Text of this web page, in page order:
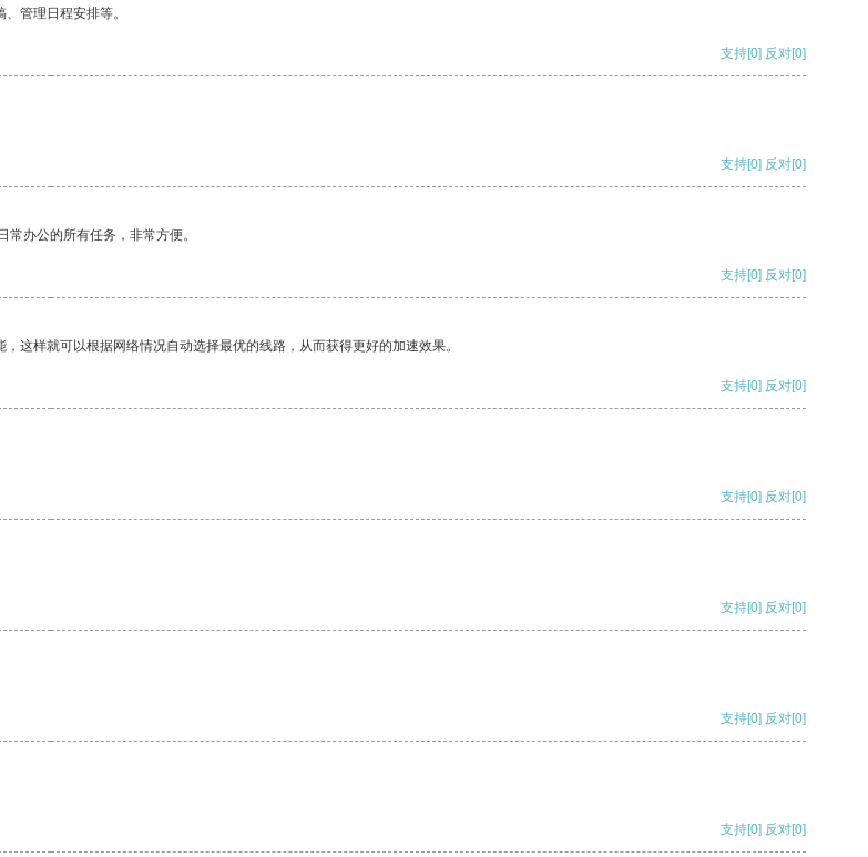
管理日程安排等。
支持[0] 反对[0]
支持[0] 反对[0]
办公的所有任务，非常方便。
支持[0] 反对[0]
这样就可以根据网络情况自动选择最优的线路，从而获得更好的加速效果。
支持[0] 反对[0]
支持[0] 反对[0]
支持[0] 反对[0]
支持[0] 反对[0]
支持[0] 反对[0]